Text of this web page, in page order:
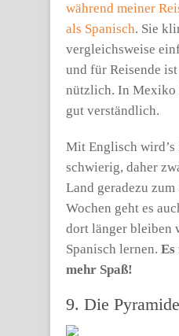
während meiner
als Spanisch. Sie
vergleichsweise
und für Reisende
nützlich. In Mexiko
gut verständlich.
Mit Englisch
schwierig, daher
Land geradezu
Wochen geht es
dort länger bleiben
Spanisch lernen. Es
mehr Spaß!
9. Die